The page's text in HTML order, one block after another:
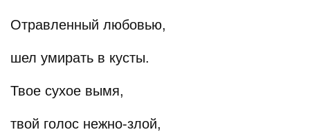
Отравленный любовью,
шел умирать в кусты.
Твое сухое вымя,
твой голос нежно-злой,